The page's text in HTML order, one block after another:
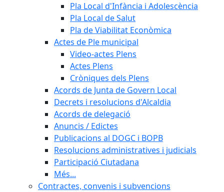
Pla Local d'Infància i Adolescència
Pla Local de Salut
Pla de Viabilitat Econòmica
Actes de Ple municipal
Video-actes Plens
Actes Plens
Cròniques dels Plens
Acords de Junta de Govern Local
Decrets i resolucions d'Alcaldia
Acords de delegació
Anuncis / Edictes
Publicacions al DOGC i BOPB
Resolucions administratives i judicials
Participació Ciutadana
Més...
Contractes, convenis i subvencions